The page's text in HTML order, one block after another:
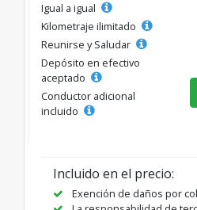
Igual a igual
Kilometraje ilimitado
Reunirse y Saludar
Depósito en efectivo
aceptado
Conductor adicional
incluido
Incluido en el precio:
Exención de daños por